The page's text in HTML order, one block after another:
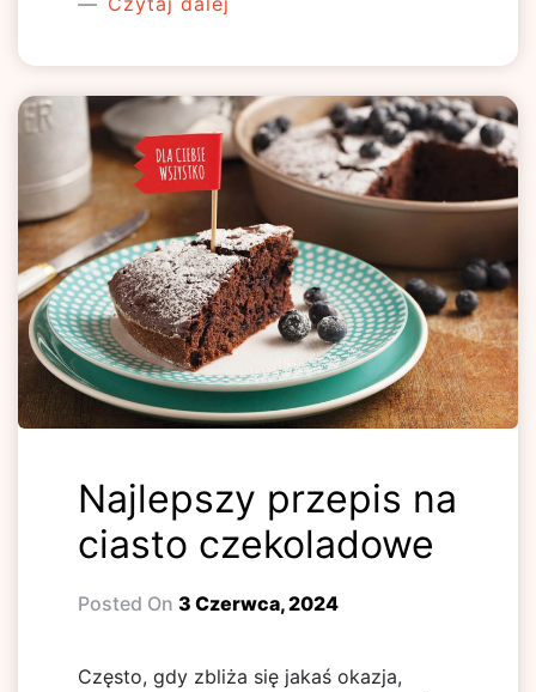
Najlepszy przepis na
ciasto czekoladowe
Posted On 3 Czerwca, 2024
Często, gdy zbliża się jakaś okazja,